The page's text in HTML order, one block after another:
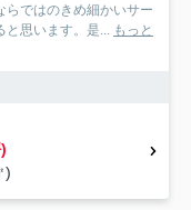
らではのきめ細かいサー
思います。是...
もっと
)